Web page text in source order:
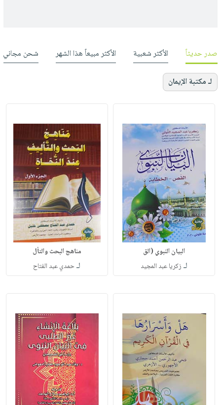
صدر حديثاً الأكثر شعبية الأكثر مبيعاً هذا الشهر شحن مجاني
لـ مكتبة الإيمان
البيان النبوي (الق
لـ زكريا عبد المجيد
مناهج البحث والتأل
لـحمدي عبد الفتاح